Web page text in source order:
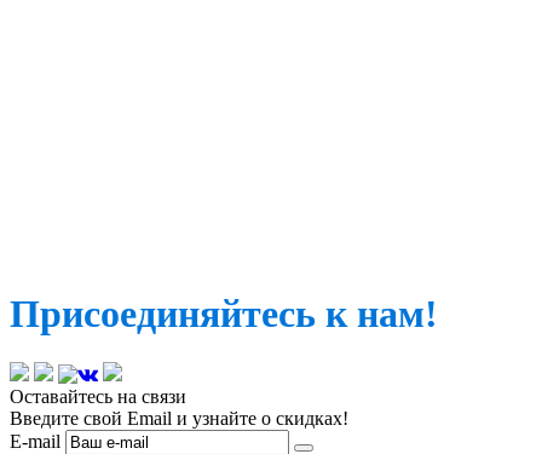
Присоединяйтесь к нам!
Оставайтесь на связи
Введите свой Email и узнайте о скидках!
E-mail